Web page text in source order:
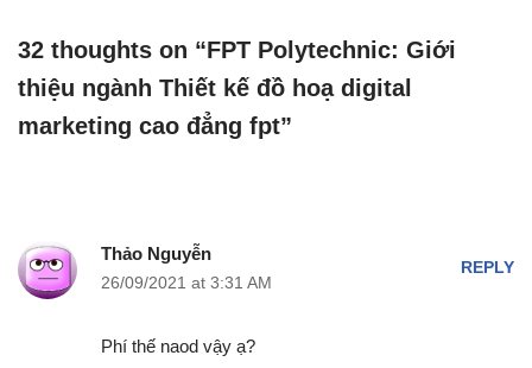
32 thoughts on “FPT Polytechnic: Giới
thiệu ngành Thiết kế đồ hoạ digital
marketing cao đẳng fpt”
Thảo Nguyễn
26/09/2021 at 3:31 AM
REPLY
Phí thế naod vậy ạ?